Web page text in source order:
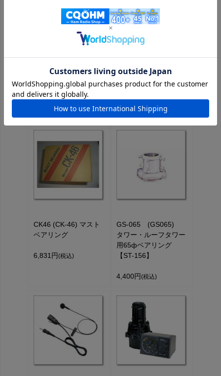
デベマウント
25×25mm（グラス・
ファイバー工研）
【ゆ】
3,762円(税込)
GC-038B
(GC038B) マストク
ランプ 【ST-157】
2,310円(税込)
CK46 (CK-46) マスト
ベアリング
6,831円 (税込)
GS-065 (GS065)
タワー・ルーフタワー
用65фベアリング
【ST-156】
4,400円 (税込)